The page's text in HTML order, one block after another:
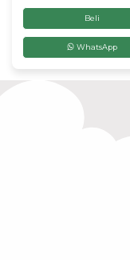
Beli
WhatsApp